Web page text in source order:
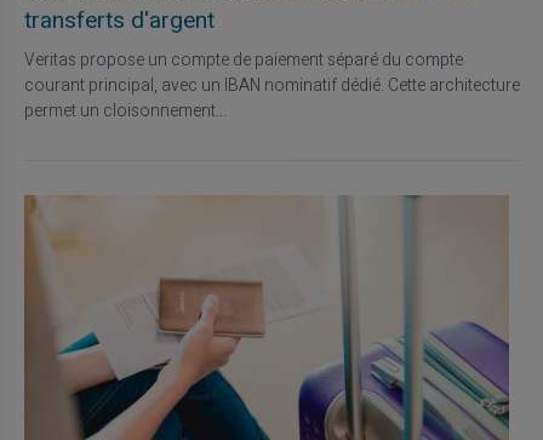
transferts d'argent
Veritas propose un compte de paiement séparé du compte
courant principal, avec un IBAN nominatif dédié. Cette architecture
permet un cloisonnement...